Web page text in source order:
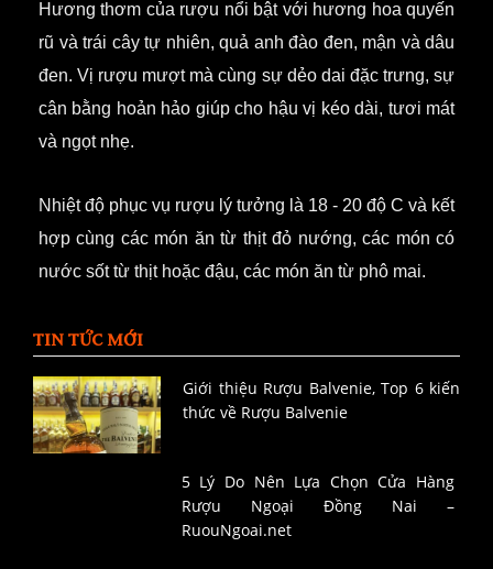
Hương thơm của rượu nổi bật với hương hoa quyến
rũ và trái cây tự nhiên, quả anh đào đen, mận và dâu
đen. Vị rượu mượt mà cùng sự dẻo dai đặc trưng, sự
cân bằng hoản hảo giúp cho hậu vị kéo dài, tươi mát
và ngọt nhẹ.
Nhiệt độ phục vụ rượu lý tưởng là 18 - 20 độ C và kết
hợp cùng các món ăn từ thịt đỏ nướng, các món có
nước sốt từ thịt hoặc đậu, các món ăn từ phô mai.
TIN TỨC MỚI
Giới thiệu Rượu Balvenie, Top 6 kiến
thức về Rượu Balvenie
5 Lý Do Nên Lựa Chọn Cửa Hàng
Rượu Ngoại Đồng Nai –
RuouNgoai.net